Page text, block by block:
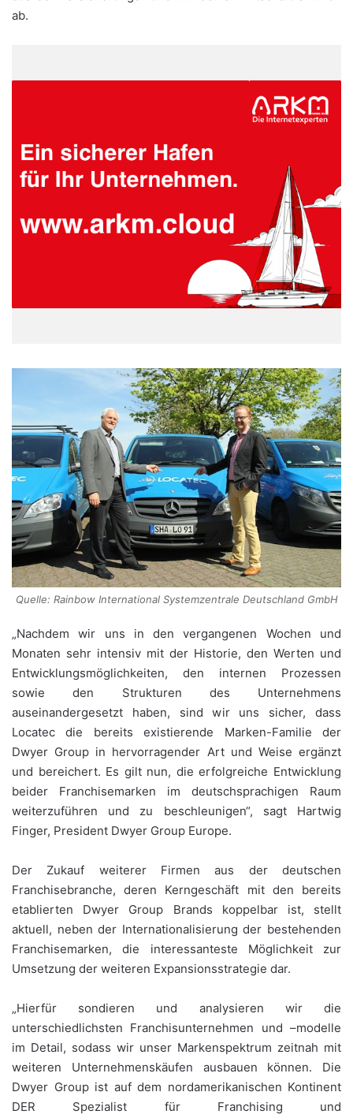
ab.
Quelle: Rainbow International Systemzentrale Deutschland GmbH
„Nachdem wir uns in den vergangenen Wochen und
Monaten sehr intensiv mit der Historie, den Werten und
Entwicklungsmöglichkeiten, den internen Prozessen
sowie den Strukturen des Unternehmens
auseinandergesetzt haben, sind wir uns sicher, dass
Locatec die bereits existierende Marken-Familie der
Dwyer Group in hervorragender Art und Weise ergänzt
und bereichert. Es gilt nun, die erfolgreiche Entwicklung
beider Franchisemarken im deutschsprachigen Raum
weiterzuführen und zu beschleunigen“, sagt Hartwig
Finger, President Dwyer Group Europe.
Der Zukauf weiterer Firmen aus der deutschen
Franchisebranche, deren Kerngeschäft mit den bereits
etablierten Dwyer Group Brands koppelbar ist, stellt
aktuell, neben der Internationalisierung der bestehenden
Franchisemarken, die interessanteste Möglichkeit zur
Umsetzung der weiteren Expansionsstrategie dar.
„Hierfür sondieren und analysieren wir die
unterschiedlichsten Franchisunternehmen und –modelle
im Detail, sodass wir unser Markenspektrum zeitnah mit
weiteren Unternehmenskäufen ausbauen können. Die
Dwyer Group ist auf dem nordamerikanischen Kontinent
DER Spezialist für Franchising und